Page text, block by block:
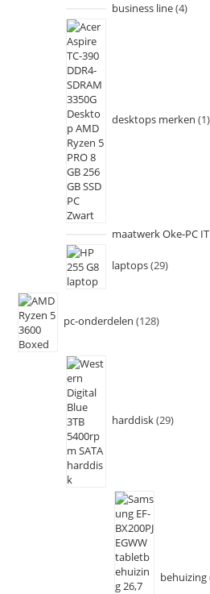
business line 4
desktops merken 1
maatwerk Oke-PC IT
laptops 29
pc-onderdelen 128
harddisk 29
behuizing